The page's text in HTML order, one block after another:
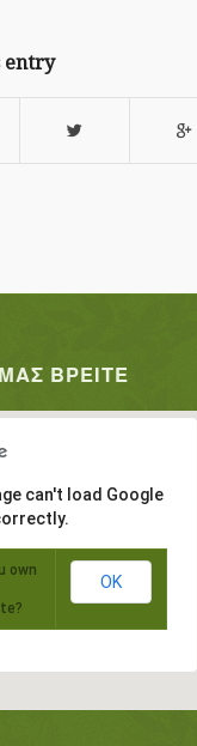
entry
ΒΡΕΊΤΕ
can't load Google
own
OK